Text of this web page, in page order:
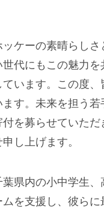
ケーの素晴らし
世代にもこの魅力を
ています。この度
ます。未来を担う
付を募らせていた
し上げます。
県内の小中学生、
を支援し、彼らに